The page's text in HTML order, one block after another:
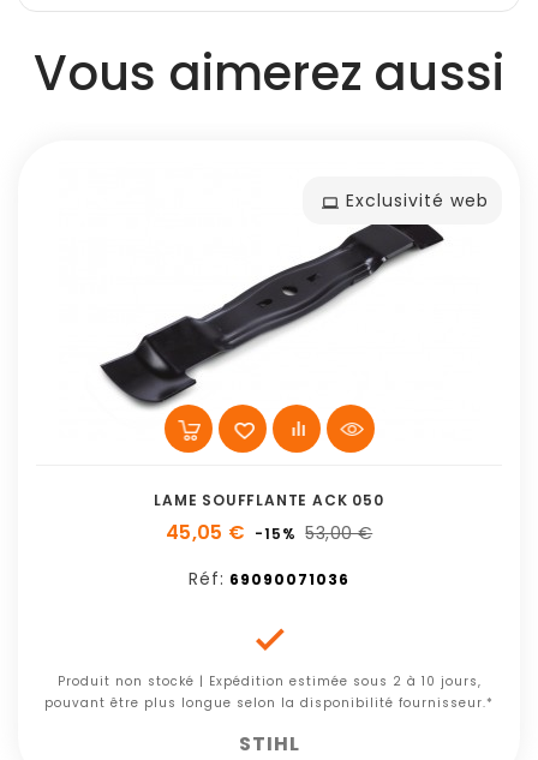
Vous aimerez aussi
Exclusivité web
LAME SOUFFLANTE ACK 050
45,05 € -15% 53,00 €
Réf: 69090071036

Produit non stocké | Expédition estimée sous 2 à 10 jours,
pouvant être plus longue selon la disponibilité fournisseur.*
STIHL